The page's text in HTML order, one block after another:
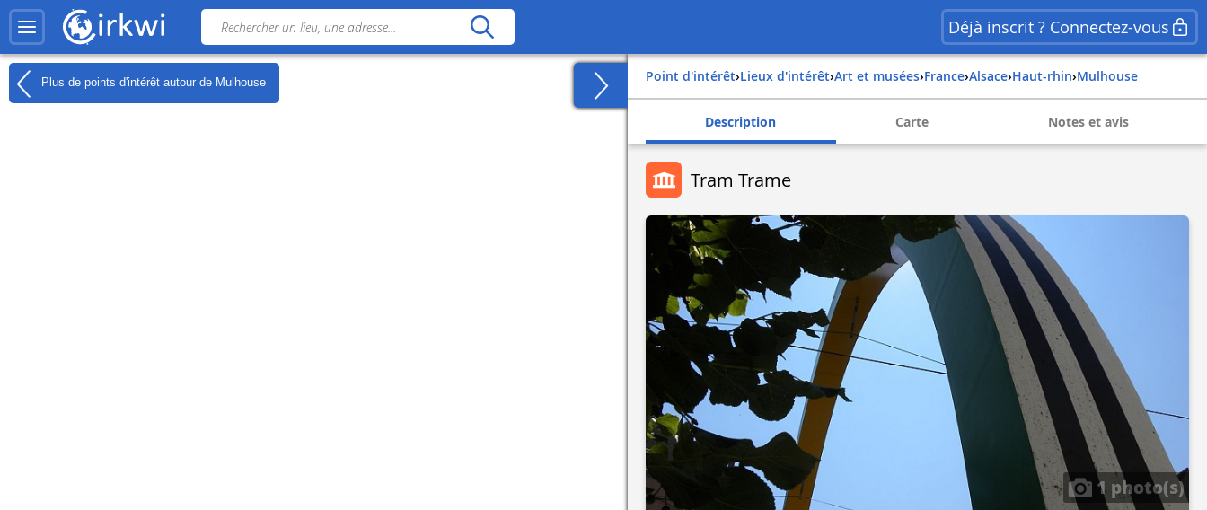
Déjà inscrit ? Connectez-vous
Plus de points d'intérêt autour de Mulhouse Point d'intérêt› Lieux d'intérêt› Art et musées› france› alsace› haut-rhin› mulhouse
Description Carte Notes et avis
Tram Trame
1 photo(s)